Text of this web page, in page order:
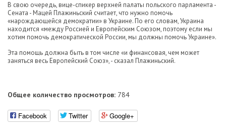
В свою очередь, вице-спикер верхней палаты польского парламента -
Сената - Мацей Плажиньский считает, что нужно помочь
«нарождающейся демократии» в Украине. По его словам, Украина
находится «между Россией и Европейским Союзом, поэтому если мы
хотим помочь демократической России, мы должны помочь Украине».
Эта помощь должна быть в том числе «и финансовая, чем может
заняться весь Европейский Союз», - сказал Плажиньский.
Общее количество просмотров: 784
Facebook Twitter Google+